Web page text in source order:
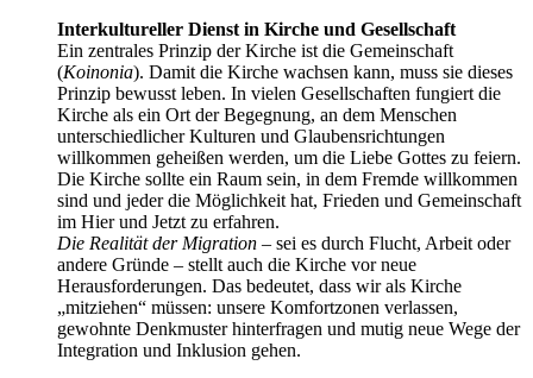
Interkultureller Dienst in Kirche und Gesellschaft
Ein zentrales Prinzip der Kirche ist die Gemeinschaft
(Koinonia). Damit die Kirche wachsen kann, muss sie dieses
Prinzip bewusst leben. In vielen Gesellschaften fungiert die
Kirche als ein Ort der Begegnung, an dem Menschen
unterschiedlicher Kulturen und Glaubensrichtungen
willkommen geheißen werden, um die Liebe Gottes zu feiern.
Die Kirche sollte ein Raum sein, in dem Fremde willkommen
sind und jeder die Möglichkeit hat, Frieden und Gemeinschaft
im Hier und Jetzt zu erfahren.
Die Realität der Migration – sei es durch Flucht, Arbeit oder
andere Gründe – stellt auch die Kirche vor neue
Herausforderungen. Das bedeutet, dass wir als Kirche
„mitziehen“ müssen: unsere Komfortzonen verlassen,
gewohnte Denkmuster hinterfragen und mutig neue Wege der
Integration und Inklusion gehen.